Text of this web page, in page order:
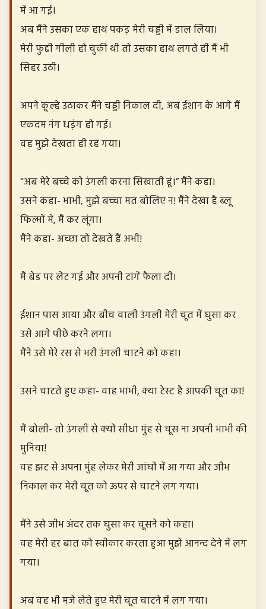
में आ गई।
अब मैंने उसका एक हाथ पकड़ मेरी चड्डी में डाल लिया।
मेरी फुद्दी गीली हो चुकी थी तो उसका हाथ लगते ही मैं भी
सिहर उठी।
अपने कूल्हे उठाकर मैंने चड्डी निकाल दी, अब ईशान के आगे मैं
एकदम नंग धड़ंग हो गई।
वह मुझे देखता ही रह गया।
“अब मेरे बच्चे को उंगली करना सिखाती हूं।” मैंने कहा।
उसने कहा- भाभी, मुझे बच्चा मत बोलिए न! मैंने देखा है ब्लू
फिल्मों में, मैं कर लूंगा।
मैंने कहा- अच्छा तो देखते हैं अभी!
मैं बेड पर लेट गई और अपनी टांगें फैला दी।
ईशान पास आया और बीच वाली उंगली मेरी चूत में घुसा कर
उसे आगे पीछे करने लगा।
मैंने उसे मेरे रस से भरी उंगली चाटने को कहा।
उसने चाटते हुए कहा- वाह भाभी, क्या टेस्ट है आपकी चूत का!
मैं बोली- तो उंगली से क्यों सीधा मुंह से चूस ना अपनी भाभी की
मुनिया!
वह झट से अपना मुंह लेकर मेरी जांघों में आ गया और जीभ
निकाल कर मेरी चूत को ऊपर से चाटने लग गया।
मैंने उसे जीभ अंदर तक घुसा कर चूसने को कहा।
वह मेरी हर बात को स्वीकार करता हुआ मुझे आनन्द देने में लग
गया।
अब वह भी मजे लेते हुए मेरी चूत चाटने में लग गया।